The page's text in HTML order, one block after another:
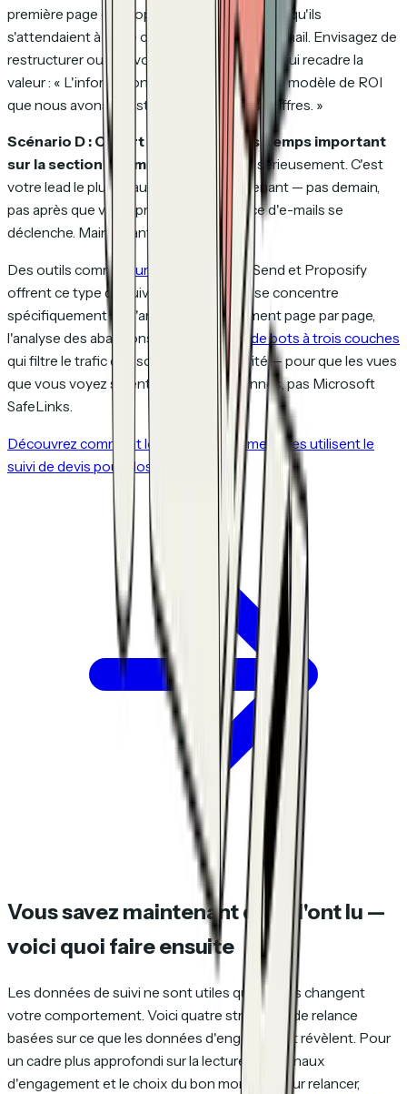
première page est trop générique. Peut-être qu'ils
s'attendaient à autre chose d'après votre e-mail. Envisagez de
restructurer ou d'envoyer un bref message qui recadre la
valeur : « L'information clé est en page 4 — le modèle de ROI
que nous avons construit à partir de vos chiffres. »
Scénario D : Ouvert 4 fois en 3 jours, temps important
sur la section périmètre.
Ils évaluent sérieusement. C'est
votre lead le plus chaud. Appelez maintenant — pas demain,
pas après que votre prochaine séquence d'e-mails se
déclenche. Maintenant.
Des outils comme HummingDeck , DocSend et Proposify
offrent ce type de suivi. HummingDeck se concentre
spécifiquement sur l'analyse d'engagement page par page,
l'analyse des abandons et la
détection de bots à trois couches
qui filtre le trafic des scanners de sécurité — pour que les vues
que vous voyez soient de vraies personnes, pas Microsoft
SafeLinks.
Découvrez comment les équipes commerciales utilisent le
suivi de devis pour closer plus vite
Vous savez maintenant qu'ils l'ont lu —
voici quoi faire ensuite
Les données de suivi ne sont utiles que si elles changent
votre comportement. Voici quatre stratégies de relance
basées sur ce que les données d'engagement révèlent. Pour
un cadre plus approfondi sur la lecture des signaux
d'engagement et le choix du bon moment pour relancer,